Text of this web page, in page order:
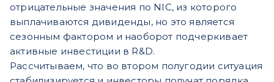
отрицательные значения по NIC, из которого
выплачиваются дивиденды, но это является
сезонным фактором и наоборот подчеркивает
активные инвестиции в R&D.
Рассчитываем, что во втором полугодии ситуация